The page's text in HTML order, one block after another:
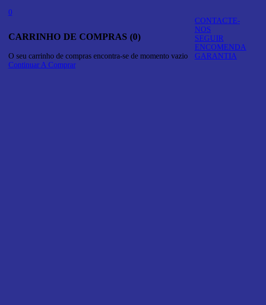
0
CARRINHO DE COMPRAS (0)
O seu carrinho de compras encontra-se de momento vazio
Continuar A Comprar
CONTACTE-
NOS
SEGUIR
ENCOMENDA
GARANTIA